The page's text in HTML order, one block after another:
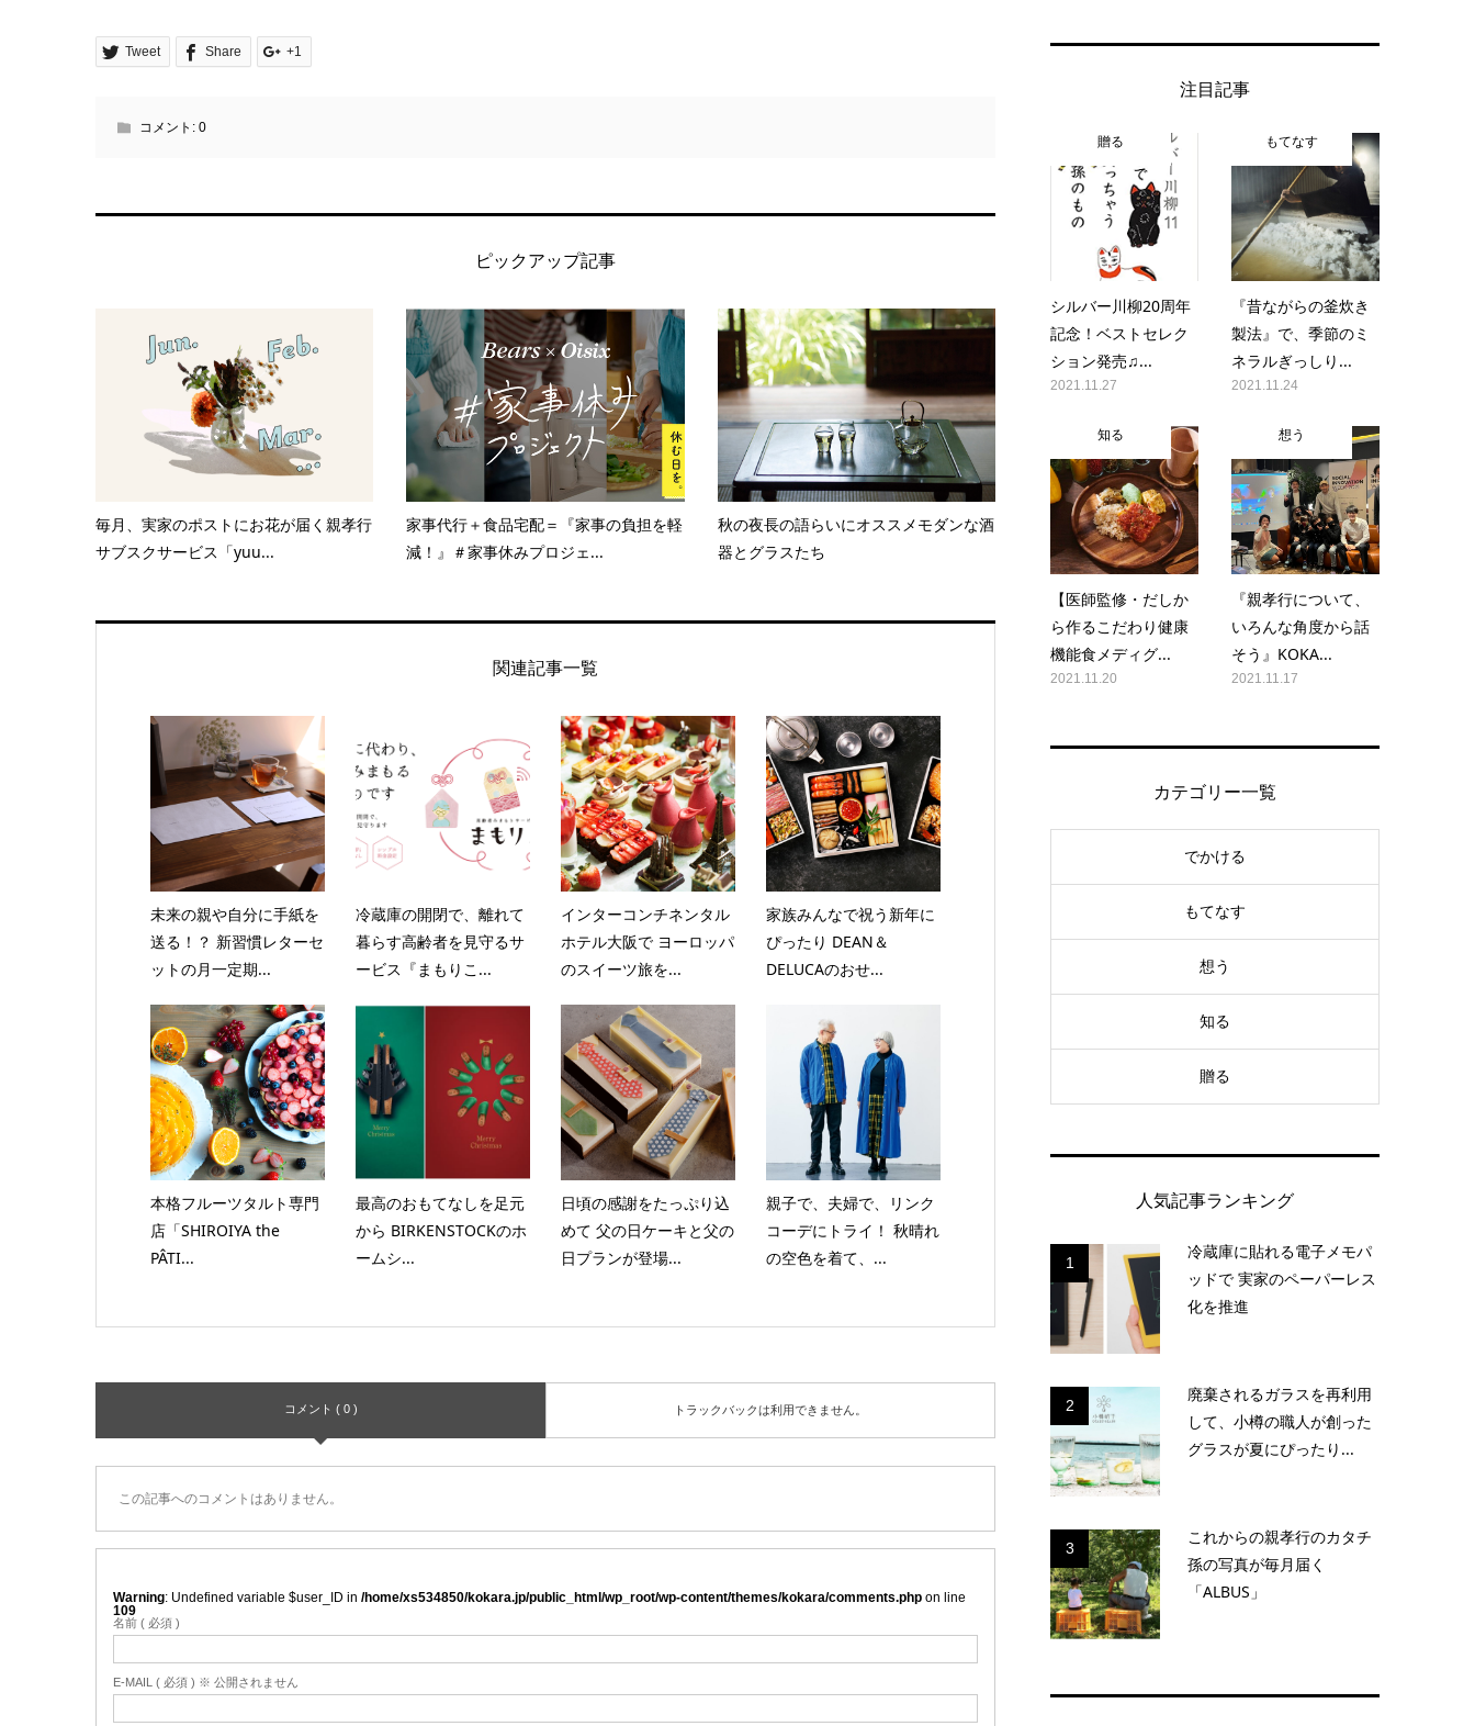
Tweet Share +1
コメント: 0
ピックアップ記事
毎月、実家のポストにお花が届く親孝行
サブスクサービス「yuu...
家事代行＋食品宅配＝『家事の負担を軽
減！』＃家事休みプロジェ...
秋の夜長の語らいにオススメモダンな酒
器とグラスたち
関連記事一覧
未来の親や自分に手紙を
送る！？ 新習慣レターセ
ットの月一定期...
冷蔵庫の開閉で、離れて
暮らす高齢者を見守るサ
ービス『まもりこ...
インターコンチネンタル
ホテル大阪で ヨーロッパ
のスイーツ旅を...
家族みんなで祝う新年に
ぴったり DEAN＆
DELUCAのおせ...
本格フルーツタルト専門
店「SHIROIYA the
PÂTI...
最高のおもてなしを足元
から BIRKENSTOCKのホ
ームシ...
日頃の感謝をたっぷり込
めて 父の日ケーキと父の
日プランが登場...
親子で、夫婦で、リンク
コーデにトライ！ 秋晴れ
の空色を着て、...
コメント ( 0 ) トラックバックは利用できません。
この記事へのコメントはありません。
Warning : Undefined variable $user_ID in /home/xs534850/kokara.jp/public_html/wp_root/wp-content/themes/kokara/comments.php on line
109
名前 ( 必須 )
E-MAIL ( 必須 ) ※ 公開されません
注目記事
贈る
シルバー川柳20周年
記念！ベストセレク
ション発売♫...
2021.11.27
もてなす
『昔ながらの釜炊き
製法』で、季節のミ
ネラルぎっしり...
2021.11.24
知る
【医師監修・だしか
ら作るこだわり健康
機能食メディグ...
2021.11.20
想う
『親孝行について、
いろんな角度から話
そう』KOKA...
2021.11.17
カテゴリー一覧
でかける
もてなす
想う
知る
贈る
人気記事ランキング
1
冷蔵庫に貼れる電子メモパ
ッドで 実家のペーパーレス
化を推進
2
廃棄されるガラスを再利用
して、小樽の職人が創った
グラスが夏にぴったり...
3
これからの親孝行のカタチ
孫の写真が毎月届く
「ALBUS」